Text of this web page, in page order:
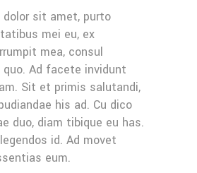
dolor sit amet, purto
mei eu, ex
mea, consul
Ad facete invidunt
Sit et primis salutandi,
his ad. Cu dico
duo, diam tibique eu has.
id. Ad movet
eum.